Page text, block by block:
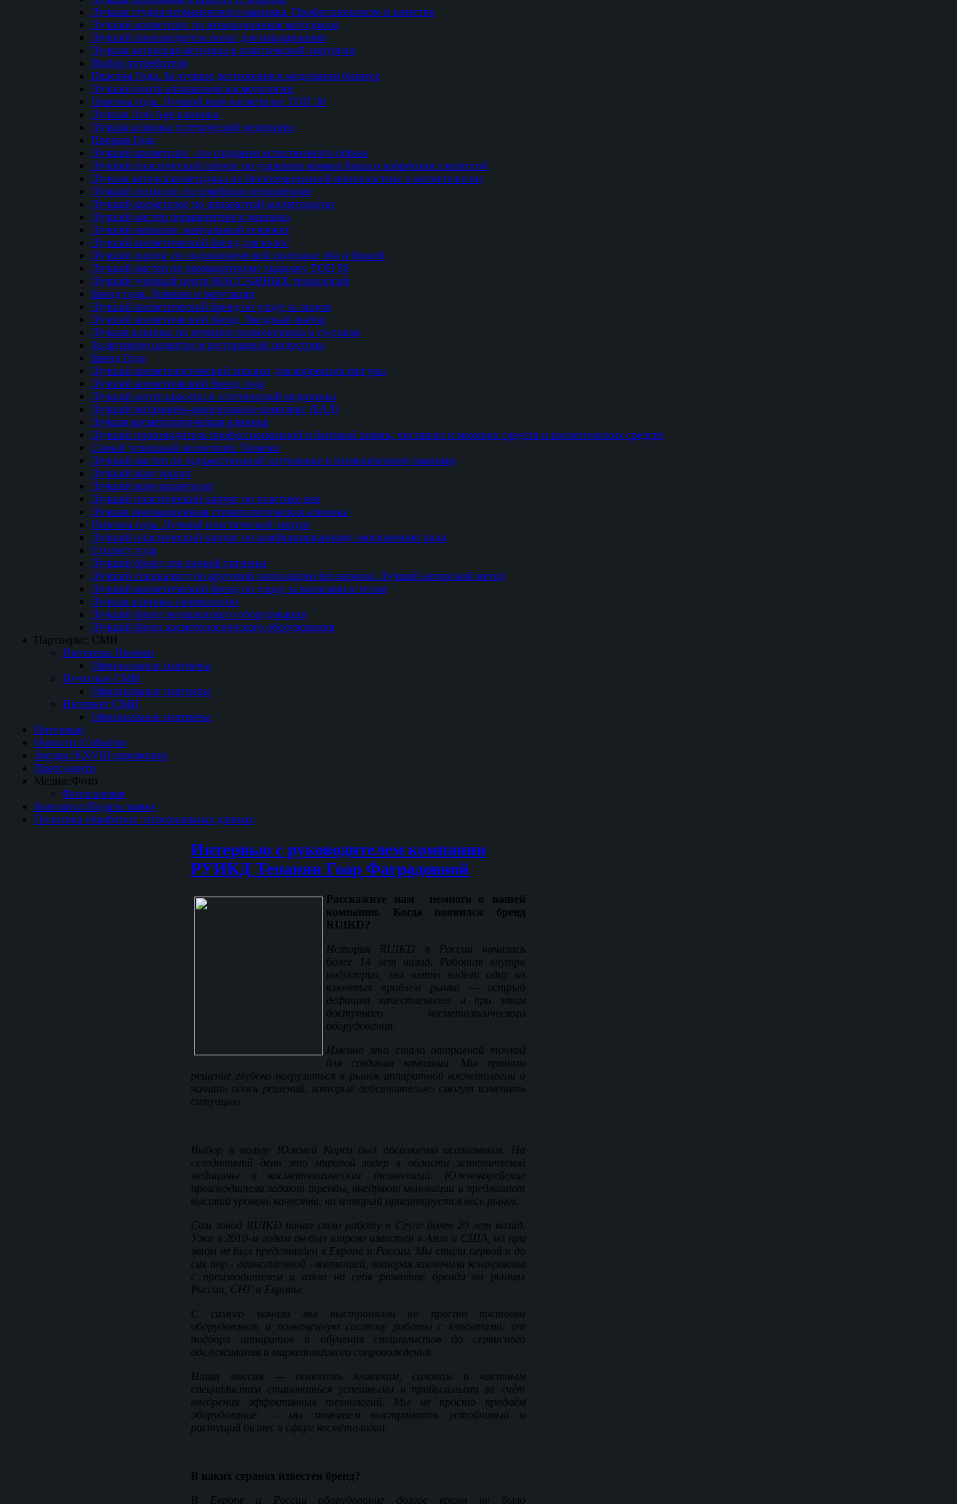
Лучшая студия перманентного макияжа. Профессионализм и качество
Лучший косметолог по инъекционным методикам
Лучший производитель волос для наращивания
Лучшая авторская методика в пластической хирургии
Выбор потребителя
Персона Года. За лучшие достижения в модельном бизнесе
Лучший центр аппаратной косметологии
Персона года. Лучший врач косметолог ТОП 50
Лучшая Anti-Age клиника
Лучшая клиника эстетической медицины
Прорыв Года
Лучший косметолог - по созданию естественного образа
Лучший пластический хирург по удалению комков Биша и коррекции слизистой
Лучшая авторская методика по безоперационной ринопластике в косметологии
Лучший психолог по семейным отношениям
Лучший косметолог по аппаратной косметологии
Лучший мастер перманентного макияжа
Лучший невролог, мануальный терапевт
Лучший косметический бренд для волос
Лучший хирург по эндоскопической подтяжке лба и бровей
Лучший мастер по перманентному макияжу ТОП 50
Лучший учебный центр МАССАЖНЫХ технологий
Бренд года. Доверие и репутация
Лучший косметический бренд по уходу за лицом
Лучший косметический бренд. Звездный выбор
Лучшая клиника по лечению позвоночника и суставов
За активное развитие в ресторанной индустрии
Бренд Года
Лучший косметологический аппарат для коррекции фигуры
Лучший косметический Бренд года
Лучший центр красоты и эстетической медицины
Лучший витаминно-минеральные комплекс (БАД)
Лучшая косметологическая клиника
Лучший производитель профессиональной и бытовой химии, чистящих и моющих средств и косметических средств
Самый успешный косметолог Тюмени
Лучший мастер по художественной татуировке и перманентному макияжу
Лучший врач уролог
Лучший врач косметолог
Лучший пластический хирург по пластике век
Лучшая инновационная стоматологическая клиника
Персона года. Лучший пластический хирург
Лучший пластический хирург по комбинированному омоложению лица
Стилист года
Лучший бренд для личной гигиены
Лучший специалист по круговой липосакции без наркоза. Лучший авторский метод
Лучший косметический бренд по уходу за волосами и телом
Лучшая клиника гинекологии
Лучший бренд медицинского оборудования
Лучший бренд косметологического оборудования
Партнеры:: СМИ
Партнеры Премии
Официальные партнеры
Печатные СМИ
Официальные партнеры
Интернет СМИ
Официальные партнеры
Интервью
Новости::События
Звезды::XXVIII церемонии
Пресс-центр
Медиа::Фото
Фотогалерея
Контакты::Подать заявку
Политика обработки:: персональных данных
Интервью с руководителем компании
РУИКД Тепанян Гоар Фаградовной
Расскажите нам немного о вашей
компании. Когда появился бренд
RUIKD?
История RUIKD в России началась
более 14 лет назад. Работая внутри
индустрии, мы чётко видели одну из
ключевых проблем рынка — острый
дефицит качественного и при этом
доступного косметологического
оборудования.
Именно это стало отправной точкой
для создания компании. Мы приняли
решение глубоко погрузиться в рынок аппаратной косметологии и
начать поиск решений, которые действительно смогут изменить
ситуацию.
Выбор в пользу Южной Кореи был абсолютно осознанным. На
сегодняшний день это мировой лидер в области эстетической
медицины и косметологических технологий. Южнокорейские
производители задают тренды, внедряют инновации и предлагают
высокий уровень качества, на который ориентируется весь рынок.
Сам завод RUIKD начал свою работу в Сеуле более 20 лет назад.
Уже к 2010-м годам он был широко известен в Азии и США, но при
этом не был представлен в Европе и России. Мы стали первой и до
сих пор - единственной - компанией, которая заключила контракты
с производителем и взяла на себя развитие бренда на рынках
России, СНГ и Европы.
С самого начала мы выстраивали не просто поставки
оборудования, а полноценную систему работы с клиентами: от
подбора аппаратов и обучения специалистов до сервисного
обслуживания и маркетингового сопровождения.
Наша миссия — помогать клиникам, салонам и частным
специалистам становиться успешными и прибыльными за счёт
внедрения эффективных технологий. Мы не просто продаём
оборудование — мы помогаем выстраивать устойчивый и
растущий бизнес в сфере косметологии.
В каких странах известен бренд?
В Европе и России оборудование долгое время не было